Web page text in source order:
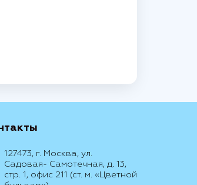
127473, г. Москва, ул.
Садовая- Самотечная, д. 13,
стр. 1, офис 211 (ст. м. «Цветной